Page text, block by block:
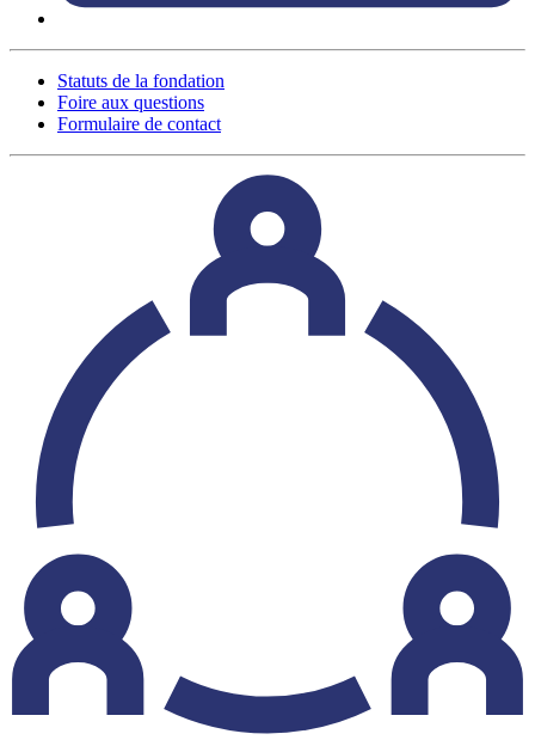
Statuts de la fondation
Foire aux questions
Formulaire de contact